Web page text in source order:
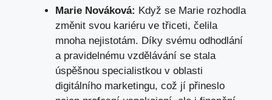
Marie Nováková: Když se Marie rozhodla⁢
změnit svou kariéru ve třiceti, čelila
mnoha nejistotám. Díky svému odhodlání
a pravidelnému vzdělávání se stala
úspěšnou specialistkou v oblasti
digitálního ⁣marketingu, což jí přineslo